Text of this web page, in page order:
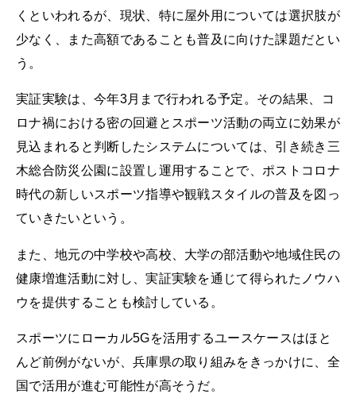
くといわれるが、現状、特に屋外用については選択肢が
少なく、また高額であることも普及に向けた課題だとい
う。
実証実験は、今年3月まで行われる予定。その結果、コ
ロナ禍における密の回避とスポーツ活動の両立に効果が
見込まれると判断したシステムについては、引き続き三
木総合防災公園に設置し運用することで、ポストコロナ
時代の新しいスポーツ指導や観戦スタイルの普及を図っ
ていきたいという。
また、地元の中学校や高校、大学の部活動や地域住民の
健康増進活動に対し、実証実験を通じて得られたノウハ
ウを提供することも検討している。
スポーツにローカル5Gを活用するユースケースはほと
んど前例がないが、兵庫県の取り組みをきっかけに、全
国で活用が進む可能性が高そうだ。